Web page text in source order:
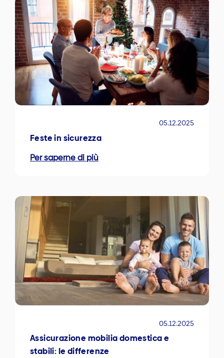
05.12.2025
Feste in sicurezza
Per saperne di più
05.12.2025
Assicurazione mobilia domestica e
stabili: le differenze